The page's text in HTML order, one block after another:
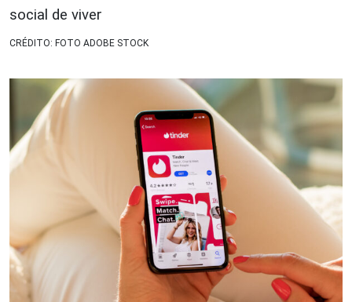
social de viver
CRÉDITO: FOTO ADOBE STOCK